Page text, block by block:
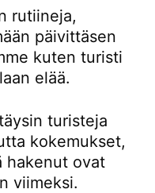
rutiineja,
päivittäsen
kuten turisti
elää.
turisteja
kokemukset,
hakenut ovat
viimeksi.